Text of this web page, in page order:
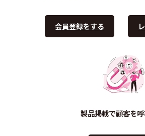
会員登録をする
製品掲載で顧客を